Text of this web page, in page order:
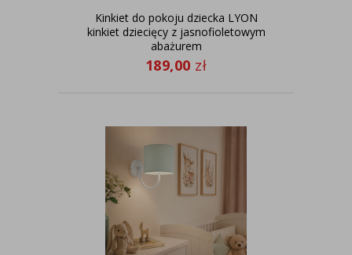
Kinkiet do pokoju dziecka LYON
kinkiet dziecięcy z jasnofioletowym
abażurem
189,00 zł